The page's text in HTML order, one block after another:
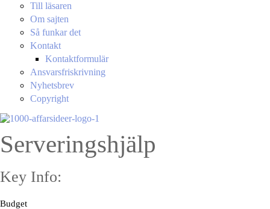
Till läsaren
Om sajten
Så funkar det
Kontakt
Kontaktformulär
Ansvarsfriskrivning
Nyhetsbrev
Copyright
Serveringshjälp
Key Info:
Budget